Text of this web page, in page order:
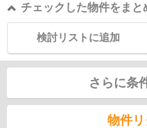
チェックした物件をまと
検討リストに追加
さらに条
物件